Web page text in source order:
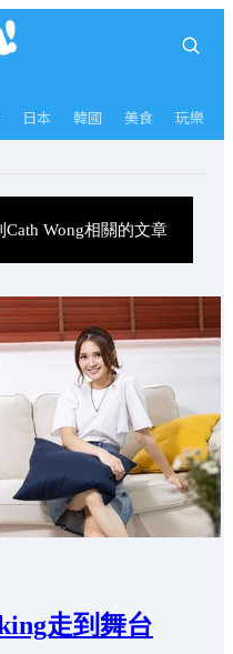
日本 韓國 美食 玩樂
Wong相關的文章
走到舞台